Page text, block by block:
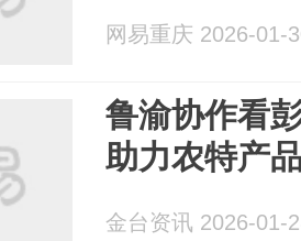
网易重庆 2026-01-
鲁渝协作看
助力农特产
金台资讯 2026-01-